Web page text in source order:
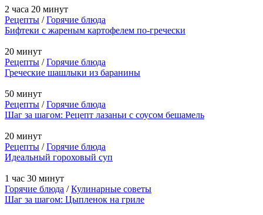
2 часа 20 минут
Рецепты /Горячие блюда
Бифтеки с жареным картофелем по-гречески
20 минут
Рецепты /Горячие блюда
Греческие шашлыки из баранины
50 минут
Рецепты /Горячие блюда
Шаг за шагом: Рецепт лазаньи с соусом бешамель
20 минут
Рецепты /Горячие блюда
Идеальный гороховый суп
1 час 30 минут
Горячие блюда /Кулинарные советы
Шаг за шагом: Цыпленок на гриле